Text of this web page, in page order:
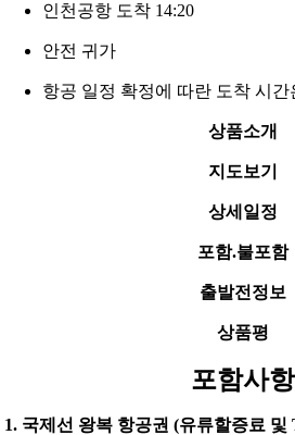
인천공항 도착 14:20
안전 귀가
항공 일정 확정에 따란 도착 시
상품소개
지도보기
상세일정
포함.불포함
출발전정보
상품평
포함사항
1. 국제선 왕복 항공권 (유류할증료 및